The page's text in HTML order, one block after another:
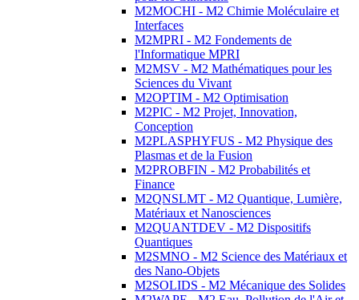
M2MOCHI - M2 Chimie Moléculaire et
Interfaces
M2MPRI - M2 Fondements de
l'Informatique MPRI
M2MSV - M2 Mathématiques pour les
Sciences du Vivant
M2OPTIM - M2 Optimisation
M2PIC - M2 Projet, Innovation,
Conception
M2PLASPHYFUS - M2 Physique des
Plasmas et de la Fusion
M2PROBFIN - M2 Probabilités et
Finance
M2QNSLMT - M2 Quantique, Lumière,
Matériaux et Nanosciences
M2QUANTDEV - M2 Dispositifs
Quantiques
M2SMNO - M2 Science des Matériaux et
des Nano-Objets
M2SOLIDS - M2 Mécanique des Solides